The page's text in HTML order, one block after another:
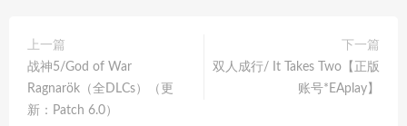
上一篇
战神5/God of War
Ragnarök（全DLCs）（更
新：Patch 6.0）
下一篇
双人成行/ It Takes Two【正版
账号*EAplay】